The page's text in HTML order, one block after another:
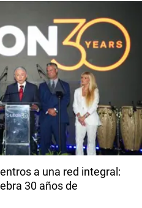
a una red integral:
30 años de